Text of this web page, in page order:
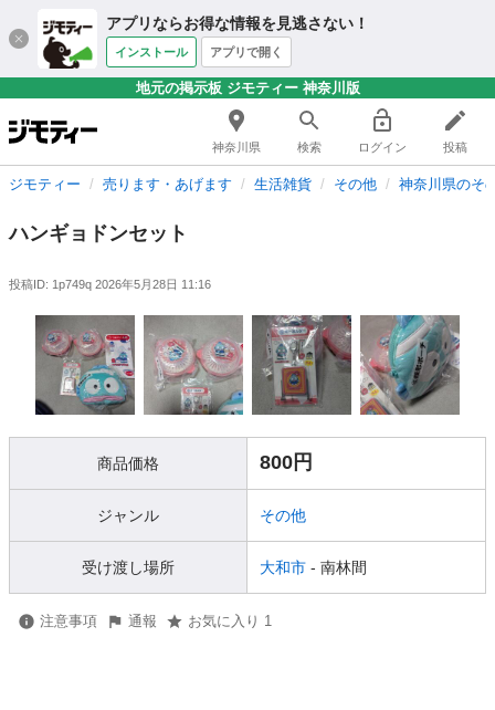
アプリならお得な情報を見逃さない！
インストール アプリで開く
地元の掲示板 ジモティー 神奈川版
神奈川県 検索 ログイン 投稿
ジモティー 売ります・あげます 生活雑貨 その他 神奈川県のそ
ハンギョドンセット
投稿ID: 1p749q 2026年5月28日 11:16
商品価格 800円
ジャンル その他
受け渡し場所 大和市 - 南林間
注意事項 通報 お気に入り 1